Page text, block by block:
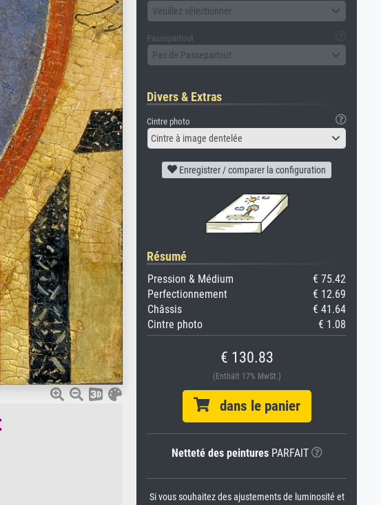
Veuillez sélectionner
Passepartout
Pas de Passepartout
Divers & Extras
Cintre photo
Cintre à image dentelée
Enregistrer / comparer la configuration
Résumé
Pression & Médium
€ 75.42
Perfectionnement
€ 12.69
Châssis
€ 41.64
Cintre photo
€ 1.08
€ 130.83
(Enthält 17% MwSt.)
dans le panier
Netteté des peinturesPARFAIT
Si vous souhaitez des ajustements de luminosité et